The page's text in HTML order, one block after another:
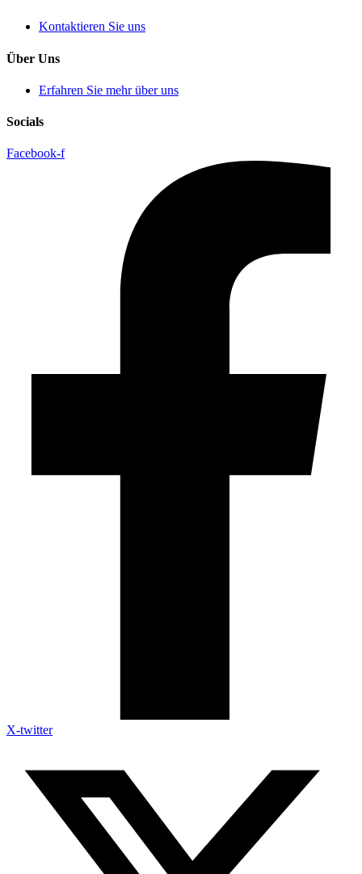
Kontaktieren Sie uns
Über Uns
Erfahren Sie mehr über uns
Socials
Facebook-f
X-twitter